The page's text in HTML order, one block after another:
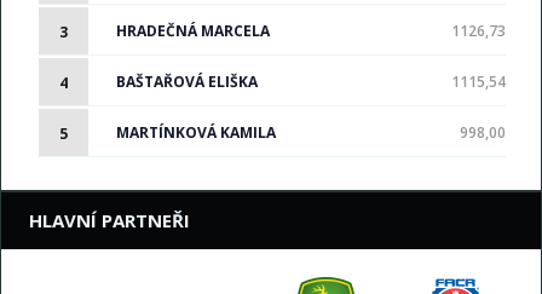
3 HRADEČNÁ MARCELA 1126,73
4 BAŠTAŘOVÁ ELIŠKA 1115,54
5 MARTÍNKOVÁ KAMILA 998,00
HLAVNÍ PARTNEŘI